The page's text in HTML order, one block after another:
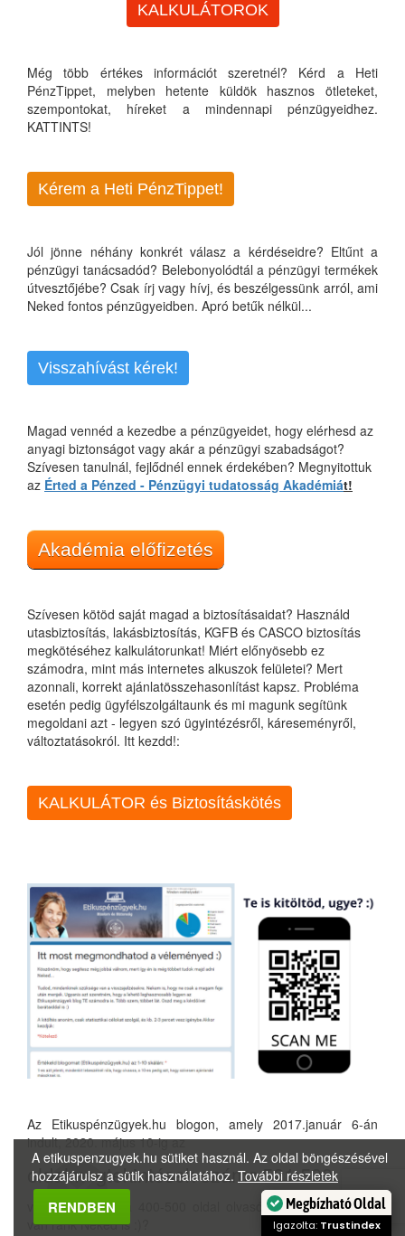
KALKULÁTOROK
Még több értékes információt szeretnél? Kérd a Heti
PénzTippet, melyben hetente küldök hasznos ötleteket,
szempontokat, híreket a mindennapi pénzügyeidhez.
KATTINTS!
Kérem a Heti PénzTippet!
Jól jönne néhány konkrét válasz a kérdéseidre? Eltűnt a
pénzügyi tanácsadód? Belebonyolódtál a pénzügyi termékek
útvesztőjébe? Csak írj vagy hívj, és beszélgessünk arról, ami
Neked fontos pénzügyeidben. Apró betűk nélkül...
Visszahívást kérek!
Magad vennéd a kezedbe a pénzügyeidet, hogy elérhesd az
anyagi biztonságot vagy akár a pénzügyi szabadságot?
Szívesen tanulnál, fejlődnél ennek érdekében? Megnyitottuk
az Érted a Pénzed - Pénzügyi tudatosság Akadémiát!
Akadémia előfizetés
Szívesen kötöd saját magad a biztosításaidat? Használd
utasbiztosítás, lakásbiztosítás, KGFB és CASCO biztosítás
megkötéséhez kalkulátorunkat! Miért előnyösebb ez
számodra, mint más internetes alkuszok felületei? Mert
azonnali, korrekt ajánlatösszehasonlítást kapsz. Probléma
esetén pedig ügyfélszolgáltaunk és mi magunk segítünk
megoldani azt - legyen szó ügyintézésről, káreseményről,
változtatásokról. Itt kezdd!:
KALKULÁTOR és Biztosításkötés
Az Etikuspénzügyek.hu blogon, amely 2017.január 6-án
indult, 2020. május 10-ig az
oldalmegtekintések száma521.599
volt, ami naponta 400-500 oldal olvasót jelent. Szükséged
van ránk Neked is :)?
A etikuspenzugyek.hu sütiket használ. Az oldal böngészésével
hozzájárulsz a sütik használatához. További részletek
RENDBEN Megbízható Oldal
Igazolta: Trustindex